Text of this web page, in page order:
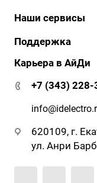
История
Сертификаты
АйДи-тур
Реквизиты
Наши сервисы
АйДи бизнес
АйДи-тур
ЭДО
Поддержка
Документация и ПО
Гарантия и сервис
Карьера в АйДи
+7 (343) 228-
620109, г.
ул. Анри